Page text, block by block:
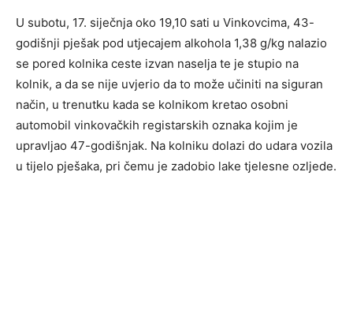
U subotu, 17. siječnja oko 19,10 sati u Vinkovcima, 43-
godišnji pješak pod utjecajem alkohola 1,38 g/kg nalazio
se pored kolnika ceste izvan naselja te je stupio na
kolnik, a da se nije uvjerio da to može učiniti na siguran
način, u trenutku kada se kolnikom kretao osobni
automobil vinkovačkih registarskih oznaka kojim je
upravljao 47-godišnjak. Na kolniku dolazi do udara vozila
u tijelo pješaka, pri čemu je zadobio lake tjelesne ozljede.